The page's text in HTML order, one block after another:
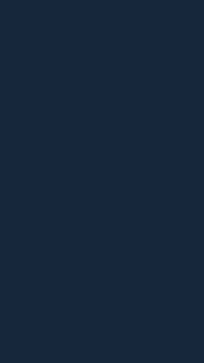
finestra)
nuova finestra)